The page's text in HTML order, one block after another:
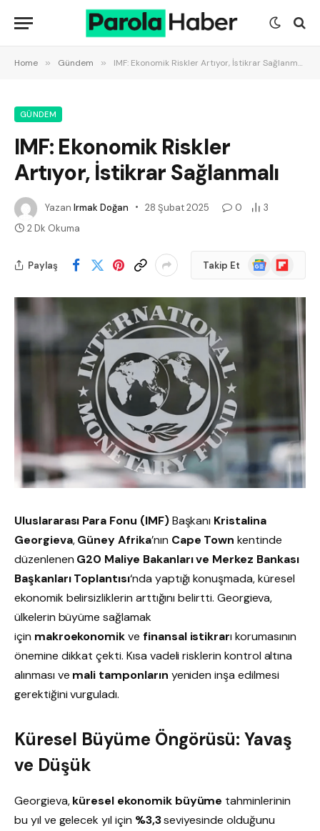
Home » Gündem » IMF: Ekonomik Riskler Artıyor, İstikrar Sağlanmalı
GÜNDEM
IMF: Ekonomik Riskler
Artıyor, İstikrar Sağlanmalı
Yazan Irmak Doğan 28 Şubat 2025 0
3
2 Dk Okuma
Paylaş Takip Et
Google
News
Flipboard
Uluslararası Para Fonu (IMF)Başkanı Kristalina
Georgieva,Güney Afrika’nın Cape Town kentinde
düzenlenen G20 Maliye Bakanları ve Merkez Bankası
Başkanları Toplantısı‘nda yaptığı konuşmada, küresel
ekonomik belirsizliklerin arttığını belirtti. Georgieva,
ülkelerin büyüme sağlamak
için makroekonomikve finansal istikrarı korumasının
önemine dikkat çekti. Kısa vadeli risklerin kontrol altına
alınması ve mali tamponların yeniden inşa edilmesi
gerektiğini vurguladı.
Küresel Büyüme Öngörüsü: Yavaş
ve Düşük
Georgieva,küresel ekonomik büyüme tahminlerinin
bu yıl ve gelecek yıl için %3,3seviyesinde olduğunu